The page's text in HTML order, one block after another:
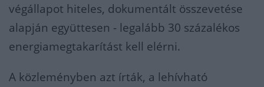
végállapot hiteles, dokumentált összevetése
alapján együttesen - legalább 30 százalékos
energiamegtakarítást kell elérni.
A közleményben azt írták, a lehívható